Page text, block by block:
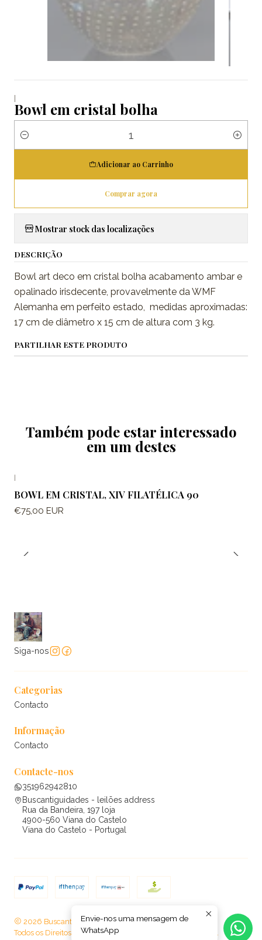
|
Bowl em cristal bolha
Quantidade
Adicionar ao Carrinho
Comprar agora
Mostrar stock das localizações
DESCRIÇÃO
Bowl art deco em cristal bolha acabamento ambar e
opalinado irisdecente, provavelmente da WMF
Alemanha em perfeito estado, medidas aproximadas:
17 cm de diâmetro x 15 cm de altura com 3 kg.
PARTILHAR ESTE PRODUTO
Também pode estar interessado
em um destes
BOWL EM CRISTAL, XIV FILATÉLICA 90
€75,00 EUR
Siga-nos
Categorias
Contacto
Informação
Contacto
Contacte-nos
351962942810
Buscantiguidades - leilões address
Rua da Bandeira, 197 loja
4900-560 Viana do Castelo
Viana do Castelo - Portugal
2026 Buscantiguidades - leilões .
Todos os Direitos Reservados.Com tecnologia Jumpseller .
Envie-nos uma mensagem de
WhatsApp